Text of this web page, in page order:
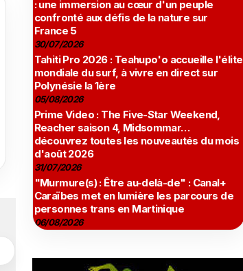
: une immersion au cœur d'un peuple
confronté aux défis de la nature sur
France 5
30/07/2026
Tahiti Pro 2026 : Teahupo'o accueille l'élite
mondiale du surf, à vivre en direct sur
Polynésie la 1ère
05/08/2026
Prime Video : The Five-Star Weekend,
Reacher saison 4, Midsommar…
découvrez toutes les nouveautés du mois
d'août 2026
31/07/2026
"Murmure(s) : Être au-delà-de" : Canal+
Caraïbes met en lumière les parcours de
personnes trans en Martinique
06/08/2026